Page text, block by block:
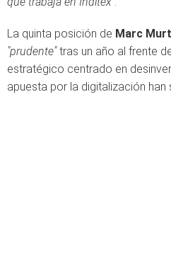
La quinta posición de Marc
"prudente"tras un año al frente
estratégico centrado en
apuesta por la digitalización han